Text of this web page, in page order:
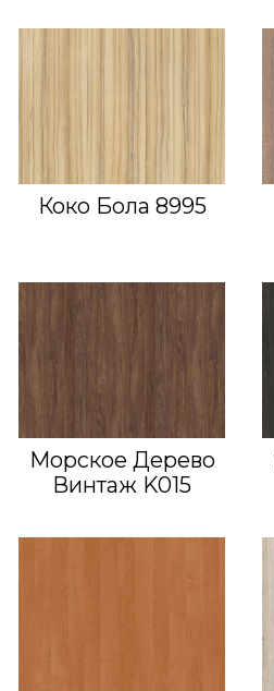
Коко Бола 8995
Морское Дерево
Винтаж K015